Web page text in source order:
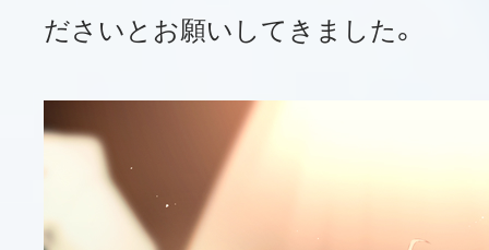
ださいとお願いしてきました。